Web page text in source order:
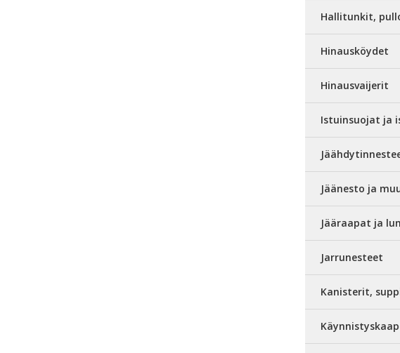
Hallitunkit,
Hinausköydet
Hinausvaijerit
Istuinsuojat ja
Jäänesto ja
Jääraapat ja
Jarrunesteet
Kanisterit,